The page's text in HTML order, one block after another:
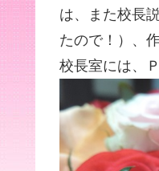
は、また校長
たので！）、
校長室には、